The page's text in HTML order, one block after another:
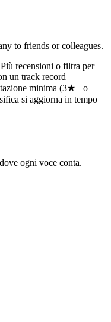
to friends or colleagues.
recensioni o filtra per
un track record
minima (3★+ o
si aggiorna in tempo
ogni voce conta.